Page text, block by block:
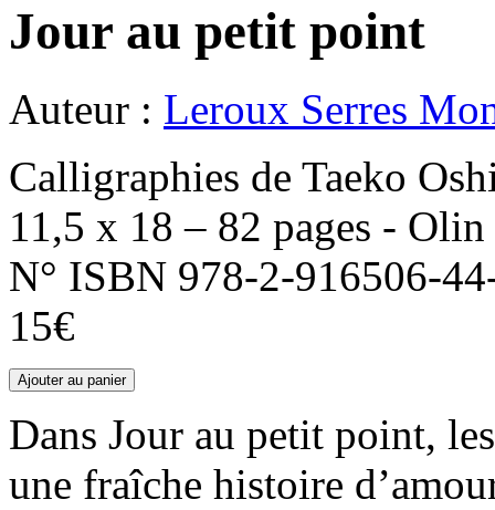
Jour au petit point
Auteur : Leroux Serres
Calligraphies de Taeko
11,5 x 18 – 82 pages -
N° ISBN 978-2-916506-
15€
Dans Jour au petit point,
une fraîche histoire